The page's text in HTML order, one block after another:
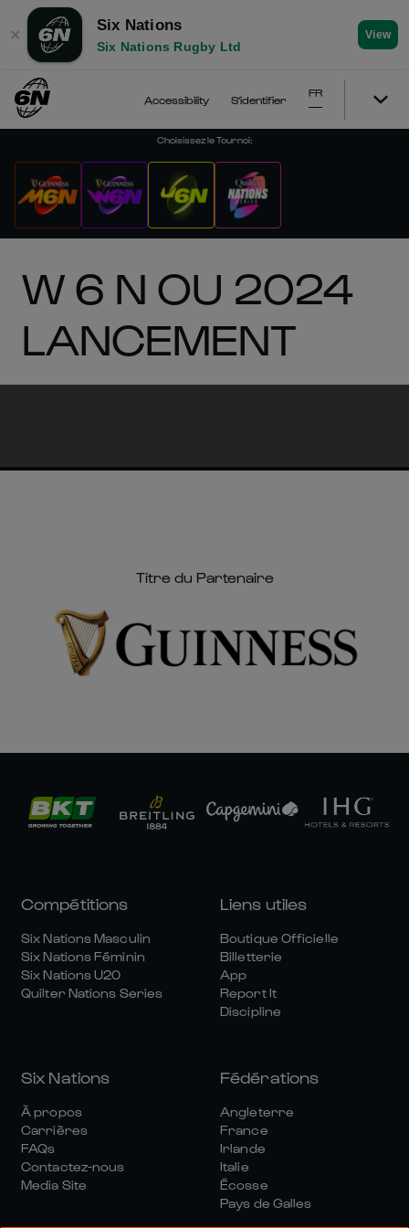
✕
Six Nations
Six Nations Rugby Ltd
View
Accessibility S'identifier
FR
Choisissez le Tournoi:
W 6 N OU 2024
LANCEMENT
Titre du Partenaire
Compétitions
Six Nations Masculin
Six Nations Féminin
Six Nations U20
Quilter Nations Series
Liens utiles
Boutique Officielle
Billetterie
App
Report It
Discipline
Six Nations
À propos
Carrières
FAQs
Contactez-nous
Media Site
Fédérations
Angleterre
France
Irlande
Italie
Écosse
Pays de Galles